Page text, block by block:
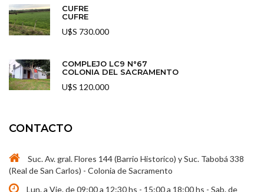
CUFRE
CUFRE
U$S 730.000
COMPLEJO LC9 N°67
COLONIA DEL SACRAMENTO
U$S 120.000
CONTACTO
Suc. Av. gral. Flores 144 (Barrio Historico) y Suc. Tabobá 338
(Real de San Carlos) - Colonia de Sacramento
Lun. a Vie. de 09:00 a 12:30 hs - 15:00 a 18:00 hs - Sab. de